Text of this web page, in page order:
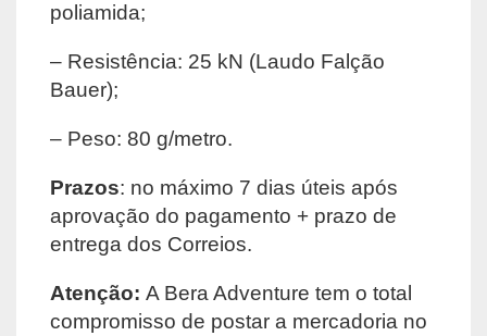
poliamida;
– Resistência: 25 kN (Laudo Falção
Bauer);
– Peso: 80 g/metro.
Prazos: no máximo 7 dias úteis após
aprovação do pagamento + prazo de
entrega dos Correios.
Atenção: A Bera Adventure tem o total
compromisso de postar a mercadoria no